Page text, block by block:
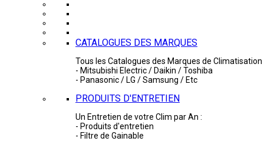
CATALOGUES DES MARQUES
Tous les Catalogues des Marques de Climatisation
- Mitsubishi Electric / Daikin / Toshiba
- Panasonic / LG / Samsung / Etc
PRODUITS D'ENTRETIEN
Un Entretien de votre Clim par An :
- Produits d'entretien
- Filtre de Gainable